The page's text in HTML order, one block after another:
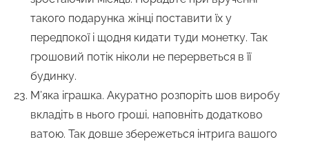
такого подарунка жінці поставити їх у
передпокої і щодня кидати туди монетку. Так
грошовий потік ніколи не перерветься в її
будинку.
М’яка іграшка. Акуратно розпоріть шов виробу
вкладіть в нього гроші, наповніть додатково
ватою. Так довше збережеться інтрига вашого